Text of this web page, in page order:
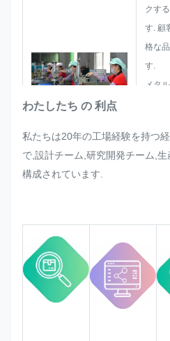
クす
す. 顧
格な
す.
メタ
は,そ
くし
わたしたち の 利点
私たちは20年の工場経験を持つ
で,設計チーム,研究開発チーム,
構成されています.